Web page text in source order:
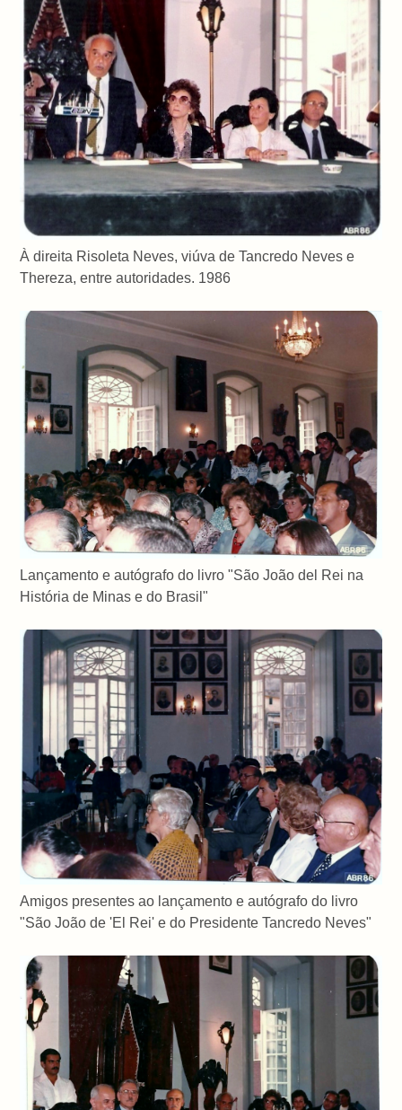
À direita Risoleta Neves, viúva de Tancredo Neves e
Thereza, entre autoridades. 1986
Lançamento e autógrafo do livro "São João del Rei na
História de Minas e do Brasil"
Amigos presentes ao lançamento e autógrafo do livro
"São João de 'El Rei' e do Presidente Tancredo Neves"